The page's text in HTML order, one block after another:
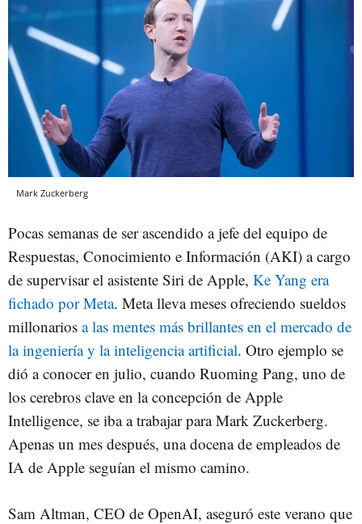
Mark Zuckerberg
Pocas semanas de ser ascendido a jefe del equipo de
Respuestas, Conocimiento e Información (AKI) a cargo
de supervisar el asistente Siri de Apple, Ke Yang era
fichado por Meta. Meta lleva meses ofreciendo sueldos
millonarios a las mentes más brillantes en el mercado de
la ingeniería y la inteligencia artificial. Otro ejemplo se
dió a conocer en julio, cuando Ruoming Pang, uno de
los cerebros clave en la concepción de Apple
Intelligence, se iba a trabajar para Mark Zuckerberg.
Apenas un mes después, una docena de empleados de
IA de Apple seguían el mismo camino.
Sam Altman, CEO de OpenAI, aseguró este verano que